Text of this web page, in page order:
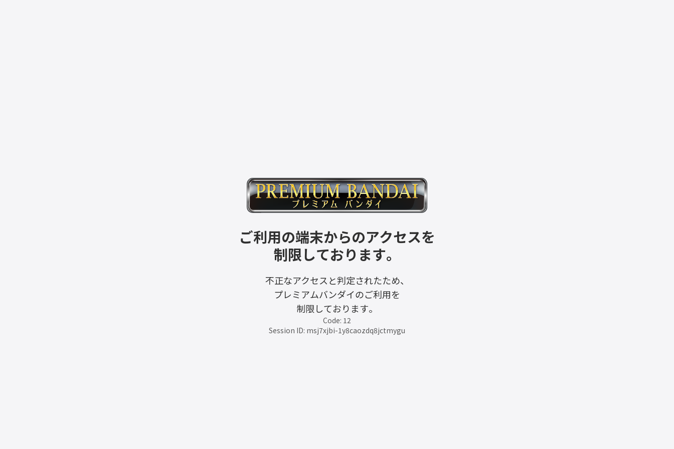
ご利用の端末からのアクセスを
制限しております。
不正なアクセスと判定されたため、
プレミアムバンダイのご利用を
制限しております。
Code: 12
Session ID: msj7xjbi-1y8caozdq8jctmygu